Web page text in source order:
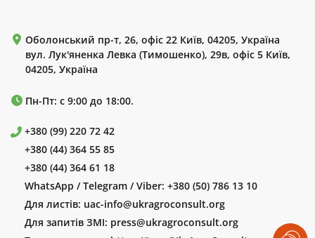
Оболонський пр-т, 26, офіс 22 Київ, 04205, Україна
вул. Лук'яненка Левка (Тимошенко), 29в, офіс 5 Київ,
04205, Україна
Пн-Пт: с 9:00 до 18:00.
+380 (99) 220 72 42
+380 (44) 364 55 85
+380 (44) 364 61 18
WhatsApp / Telegram / Viber: +380 (50) 786 13 10
Для листів: uac-info@ukragroconsult.org
Для запитів ЗМІ: press@ukragroconsult.org